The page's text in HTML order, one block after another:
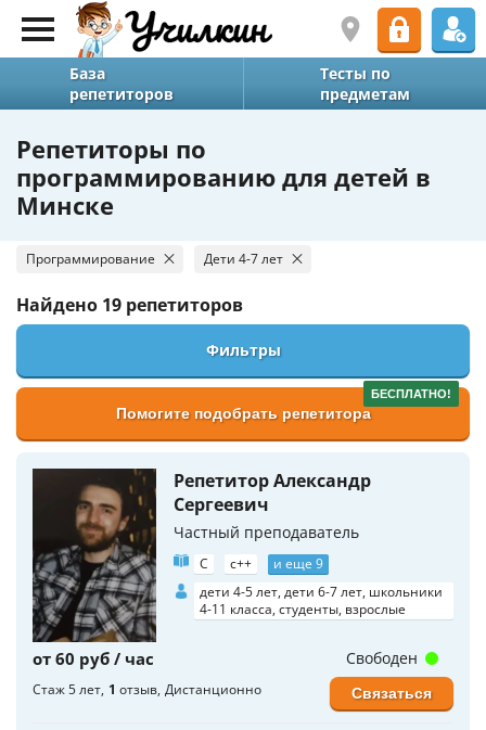
База
репетиторов
Тесты по
предметам
Репетиторы по
программированию для детей в
Минске
Программирование Дети 4-7 лет
Найдено 19 репетиторов
Фильтры
БЕСПЛАТНО!
Помогите подобрать репетитора
Репетитор Александр
Сергеевич
Частный преподаватель
C c++
и еще 9
дети 4-5 лет, дети 6-7 лет, школьники
4-11 класса, студенты, взрослые
от 60 руб / час
Стаж 5 лет 1 отзыв Дистанционно
Свободен
Связаться